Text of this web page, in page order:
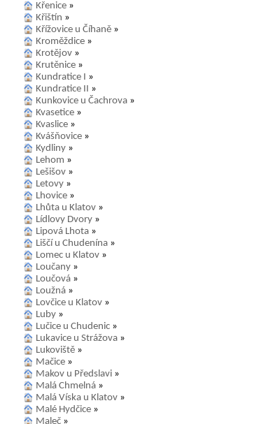
Křenice »
Křištín »
Křížovice u Číhaně »
Kroměždice »
Krotějov »
Krutěnice »
Kundratice I »
Kundratice II »
Kunkovice u Čachrova »
Kvasetice »
Kvaslice »
Kvášňovice »
Kydliny »
Lehom »
Lešišov »
Letovy »
Lhovice »
Lhůta u Klatov »
Lídlovy Dvory »
Lipová Lhota »
Liščí u Chudenína »
Lomec u Klatov »
Loučany »
Loučová »
Loužná »
Lovčice u Klatov »
Luby »
Lučice u Chudenic »
Lukavice u Strážova »
Lukoviště »
Mačice »
Makov u Předslavi »
Malá Chmelná »
Malá Víska u Klatov »
Malé Hydčice »
Maleč »